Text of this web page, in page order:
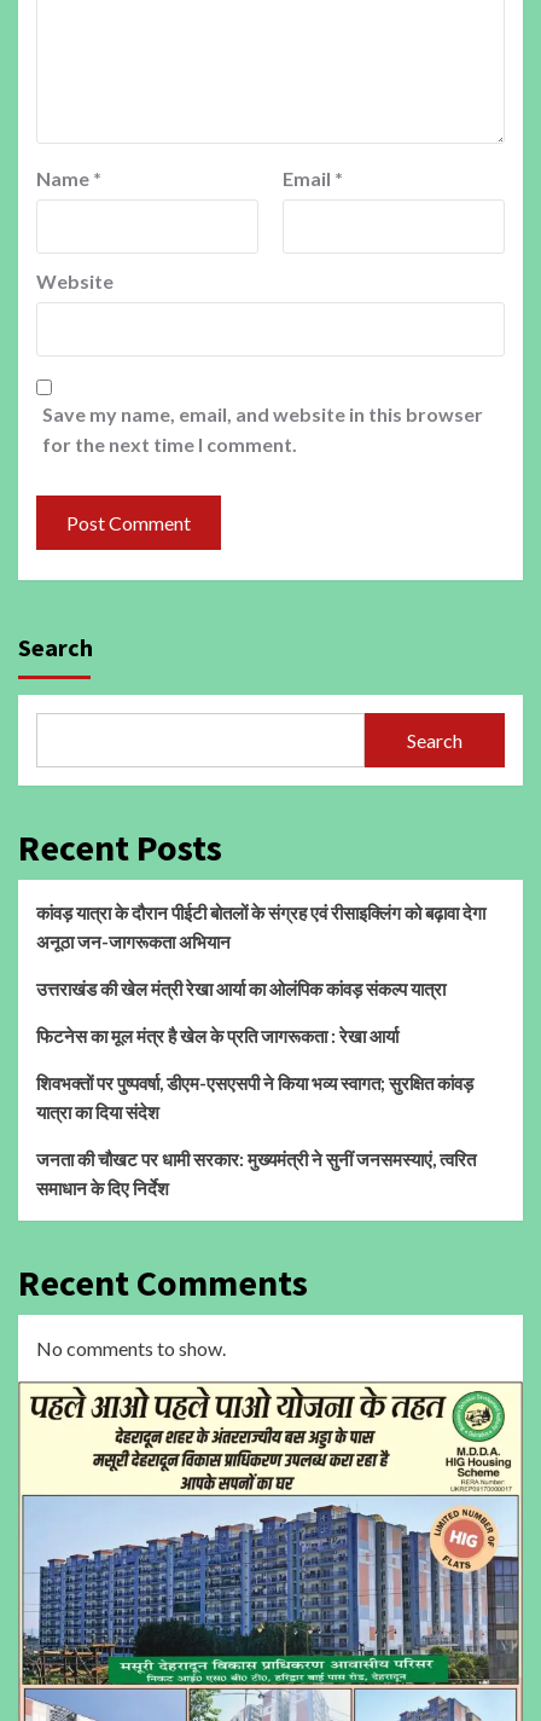
Name * Email *
Website
Save my name, email, and website in this browser
for the next time I comment.
Search
Search
Recent Posts
कांवड़ यात्रा के दौरान पीईटी बोतलों के संग्रह एवं रीसाइक्लिंग को बढ़ावा देगा
अनूठा जन-जागरूकता अभियान
उत्तराखंड की खेल मंत्री रेखा आर्या का ओलंपिक कांवड़ संकल्प यात्रा
फिटनेस का मूल मंत्र है खेल के प्रति जागरूकता : रेखा आर्या
शिवभक्तों पर पुष्पवर्षा, डीएम-एसएसपी ने किया भव्य स्वागत; सुरक्षित कांवड़
यात्रा का दिया संदेश
जनता की चौखट पर धामी सरकार: मुख्यमंत्री ने सुनीं जनसमस्याएं, त्वरित
समाधान के दिए निर्देश
Recent Comments
No comments to show.